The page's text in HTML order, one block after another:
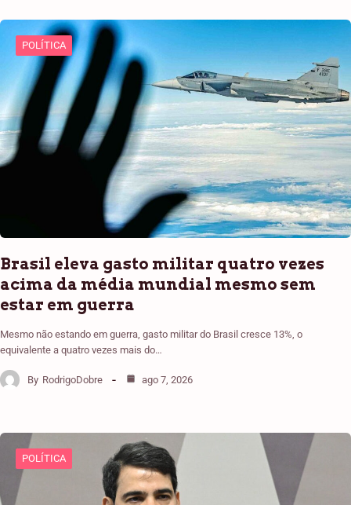
POLÍTICA
Brasil eleva gasto militar quatro vezes
acima da média mundial mesmo sem
estar em guerra
Mesmo não estando em guerra, gasto militar do Brasil cresce 13%, o
equivalente a quatro vezes mais do…
By RodrigoDobre ago 7, 2026
POLÍTICA